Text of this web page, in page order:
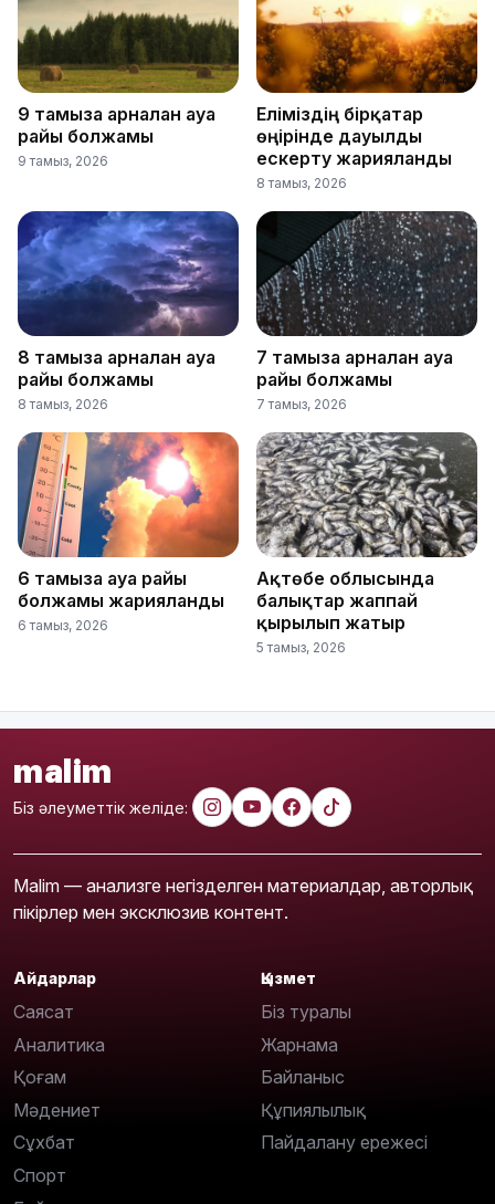
9 тамызға арналған ауа
райы болжамы
9 тамыз, 2026
Еліміздің бірқатар
өңірінде дауылды
ескерту жарияланды
8 тамыз, 2026
8 тамызға арналған ауа
райы болжамы
8 тамыз, 2026
7 тамызға арналған ауа
райы болжамы
7 тамыз, 2026
6 тамызға ауа райы
болжамы жарияланды
6 тамыз, 2026
Ақтөбе облысында
балықтар жаппай
қырылып жатыр
5 тамыз, 2026
malim
Біз әлеуметтік желіде:
Malim — анализге негізделген материалдар, авторлық
пікірлер мен эксклюзив контент.
Айдарлар
Саясат
Аналитика
Қоғам
Мәдениет
Сұхбат
Спорт
Қызмет
Біз туралы
Жарнама
Байланыс
Құпиялылық
Пайдалану ережесі